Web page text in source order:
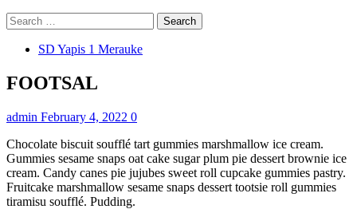
Search
for:
SD Yapis 1 Merauke
FOOTSAL
admin February 4, 2022 0
Chocolate biscuit soufflé tart gummies marshmallow ice cream.
Gummies sesame snaps oat cake sugar plum pie dessert brownie ice
cream. Candy canes pie jujubes sweet roll cupcake gummies pastry.
Fruitcake marshmallow sesame snaps dessert tootsie roll gummies
tiramisu soufflé. Pudding.